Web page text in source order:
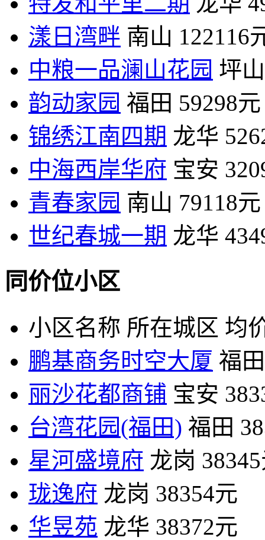
漾日湾畔 南山 122116
中粮一品澜山花园 坪山
韵动家园 福田 59298元
锦绣江南四期 龙华
中海西岸华府 宝安
青春家园 南山 79118元
世纪春城一期 龙华
同价位小区
小区名称 所在城区 均
鹏基商务时空大厦 福田
丽沙花都商铺 宝安
台湾花园(福田) 福田
星河盛境府 龙岗
珑逸府 龙岗 38354元
华昱苑 龙华 38372元